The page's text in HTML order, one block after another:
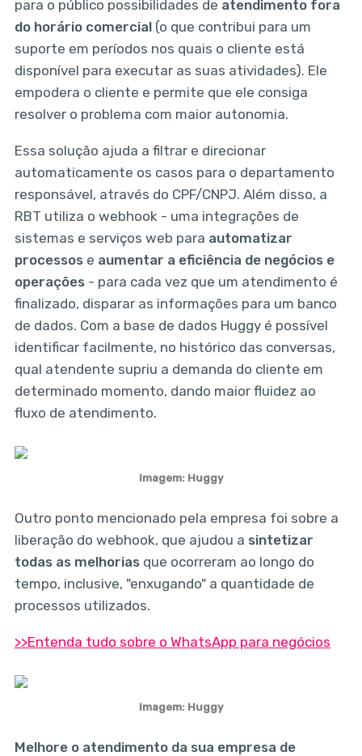
para o público possibilidades de atendimento fora
do horário comercial (o que contribui para um
suporte em períodos nos quais o cliente está
disponível para executar as suas atividades). Ele
empodera o cliente e permite que ele consiga
resolver o problema com maior autonomia.
Essa solução ajuda a filtrar e direcionar
automaticamente os casos para o departamento
responsável, através do CPF/CNPJ. Além disso, a
RBT utiliza o webhook - uma integrações de
sistemas e serviços web para automatizar
processose aumentar a eficiência de negócios e
operações- para cada vez que um atendimento é
finalizado, disparar as informações para um banco
de dados. Com a base de dados Huggy é possível
identificar facilmente, no histórico das conversas,
qual atendente supriu a demanda do cliente em
determinado momento, dando maior fluidez ao
fluxo de atendimento.
Imagem: Huggy
Outro ponto mencionado pela empresa foi sobre a
liberação do webhook, que ajudou a sintetizar
todas as melhoriasque ocorreram ao longo do
tempo, inclusive, "enxugando" a quantidade de
processos utilizados.
>>Entenda tudo sobre o WhatsApp para negócios
Imagem: Huggy
Melhore o atendimento da sua empresa de